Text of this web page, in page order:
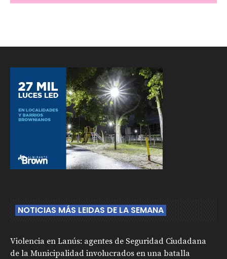
NOTICIAS MÁS LEIDAS DE LA SEMANA
Violencia en Lanús: agentes de Seguridad Ciudadana
de la Municipalidad involucrados en una batalla